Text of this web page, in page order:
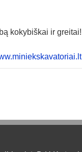
kokybiškai ir greitai!